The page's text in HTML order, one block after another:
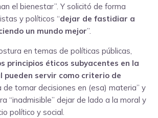
el bienestar”. Y solicitó de forma
y políticos “dejar de fastidiar a
un mundo mejor”.
en temas de políticas públicas,
principios éticos subyacentes en la
pueden servir como criterio de
de tomar decisiones en (esa) materia” y
“inadmisible” dejar de lado a la moral y
político y social.